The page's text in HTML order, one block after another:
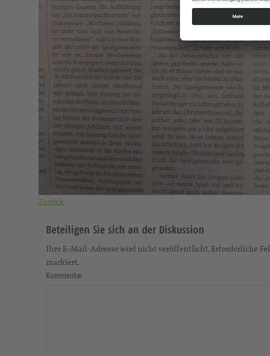
Zurück
Beteiligen Sie sich an der Diskussion
Ihre E-Mail-Adresse wird nicht veröffentlicht. Erforderliche
markiert.
Kommentar